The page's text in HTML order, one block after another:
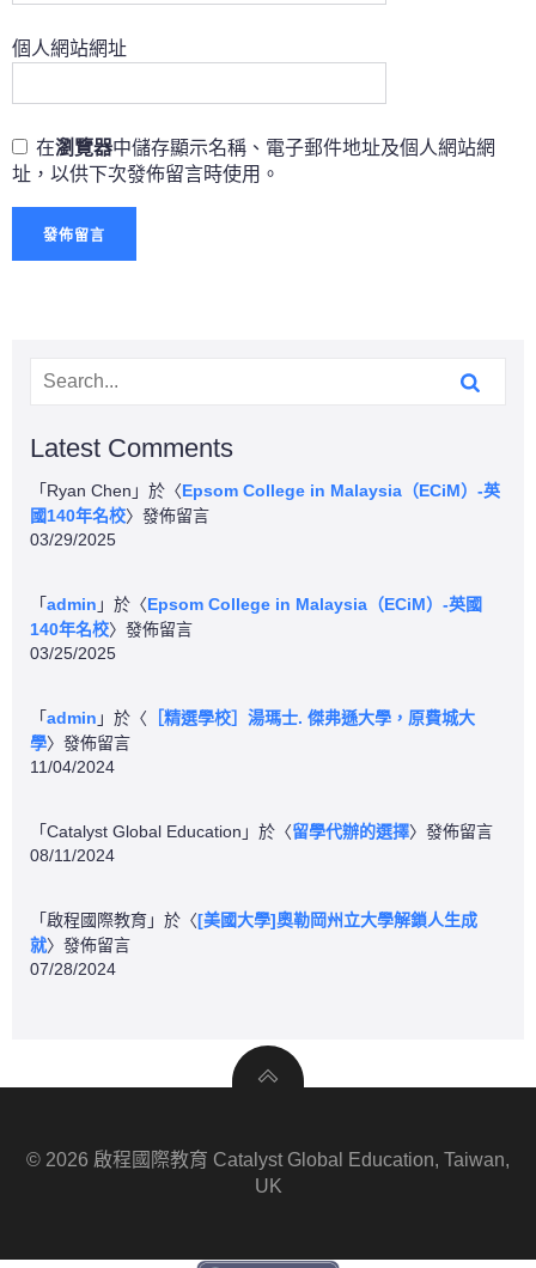
個人網站網址
在瀏覽器中儲存顯示名稱、電子郵件地址及個人網站網
址，以供下次發佈留言時使用。
Latest Comments
「 Ryan Chen 」於〈Epsom College in Malaysia（ECiM）-英
國140年名校〉發佈留言
03/29/2025
「admin 」於〈Epsom College in Malaysia（ECiM）-英國
140年名校〉發佈留言
03/25/2025
「admin 」於〈 ［精選學校］湯瑪士. 傑弗遜大學，原費城大
學〉發佈留言
11/04/2024
「Catalyst Global Education 」於〈留學代辦的選擇〉發佈留言
08/11/2024
「 啟程國際教育」於〈[美國大學]奧勒岡州立大學解鎖人生成
就〉發佈留言
07/28/2024
© 2026 啟程國際教育 Catalyst Global Education, Taiwan,
UK